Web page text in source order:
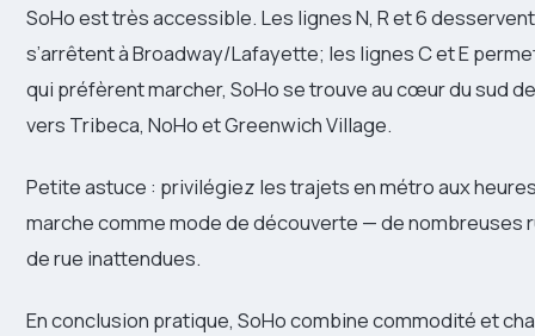
SoHo est très accessible. Les lignes N, R et 6
s’arrêtent à Broadway/Lafayette; les lignes C et E
qui préfèrent marcher, SoHo se trouve au cœur du sud
vers Tribeca, NoHo et Greenwich Village.
Petite astuce : privilégiez les trajets en métro aux
marche comme mode de découverte — de
de rue inattendues.
En conclusion pratique, SoHo combine commodité et